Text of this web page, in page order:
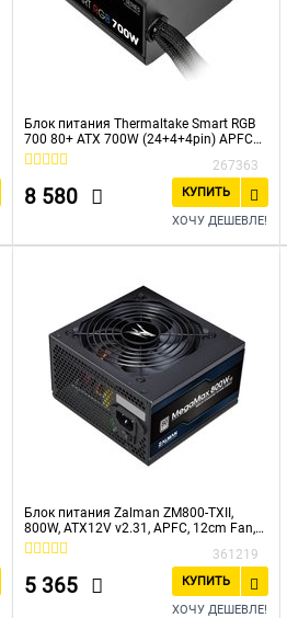
Блок питания Thermaltake Smart RGB
700 80+ ATX 700W (24+4+4pin) APFC
120mm fan color LED 6xSata RTL
267363
8 580
КУПИТЬ
ХОЧУ ДЕШЕВЛЕ!
Блок питания Zalman ZM800-TXII,
800W, ATX12V v2.31, APFC, 12cm Fan,
80+ 230V EU, Retail
361219
5 365
КУПИТЬ
ХОЧУ ДЕШЕВЛЕ!